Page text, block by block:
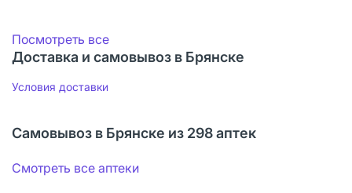
Посмотреть все
Доставка и самовывоз в Брянске
Условия доставки
Самовывоз в Брянске из 298 аптек
Смотреть все аптеки